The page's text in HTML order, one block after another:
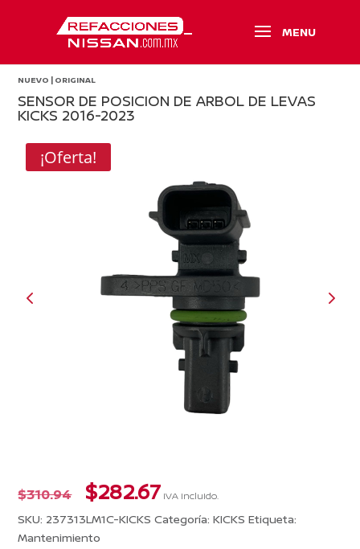
NUEVO | ORIGINAL
SENSOR DE POSICION DE ARBOL DE LEVAS
KICKS 2016-2023
¡Oferta!
$310.94 El
precio
original
$282.67El
precio
actual
IVA incluido.
SKU: 237313LM1C-KICKS Categoría:KICKS Etiqueta:
Mantenimiento